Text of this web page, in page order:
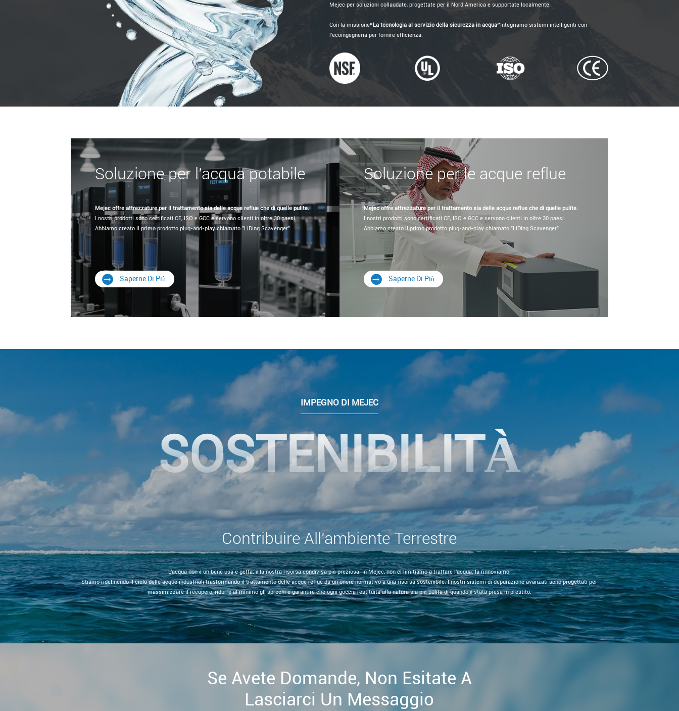
Mejec per soluzioni collaudate, progettate per il Nord America e supportate localmente.
Con la missione“La tecnologia al servizio della sicurezza in acqua”Integriamo sistemi intelligenti con
l'ecoingegneria per fornire efficienza.
Soluzione per l'acqua potabile
Mejec offre attrezzature per il trattamento sia delle acque reflue che di quelle pulite.
I nostri prodotti sono certificati CE, ISO e GCC e servono clienti in oltre 30 paesi.
Abbiamo creato il primo prodotto plug-and-play chiamato "LiDing Scavenger".
Saperne Di Più
Soluzione per le acque reflue
Mejec offre attrezzature per il trattamento sia delle acque reflue che di quelle pulite.
I nostri prodotti sono certificati CE, ISO e GCC e servono clienti in oltre 30 paesi.
Abbiamo creato il primo prodotto plug-and-play chiamato "LiDing Scavenger".
Saperne Di Più
IMPEGNO DI MEJEC
SOSTENIBILITÀ
Contribuire All'ambiente Terrestre
L'acqua non è un bene usa e getta; è la nostra risorsa condivisa più preziosa. In Mejec, non ci limitiamo a trattare l'acqua: la rinnoviamo.
Stiamo ridefinendo il ciclo delle acque industriali trasformando il trattamento delle acque reflue da un onere normativo a una risorsa sostenibile. I nostri sistemi di depurazione avanzati sono progettati per
massimizzare il recupero, ridurre al minimo gli sprechi e garantire che ogni goccia restituita alla natura sia più pulita di quando è stata presa in prestito.
Se Avete Domande, Non Esitate A
Lasciarci Un Messaggio